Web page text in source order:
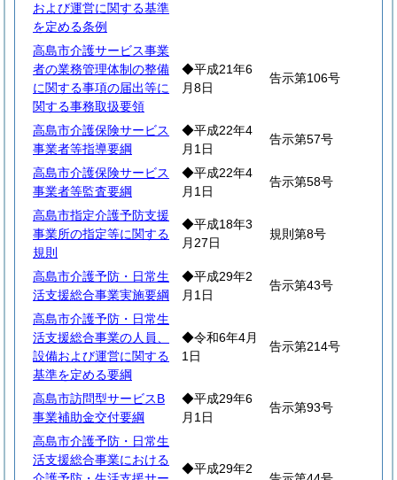
および運営に関する基準
を定める条例
高島市介護サービス事業
者の業務管理体制の整備
に関する事項の届出等に
関する事務取扱要領
◆平成21年6
月8日
告示第106号
高島市介護保険サービス
事業者等指導要綱
◆平成22年4
月1日
告示第57号
高島市介護保険サービス
事業者等監査要綱
◆平成22年4
月1日
告示第58号
高島市指定介護予防支援
事業所の指定等に関する
規則
◆平成18年3
月27日
規則第8号
高島市介護予防・日常生
活支援総合事業実施要綱
◆平成29年2
月1日
告示第43号
高島市介護予防・日常生
活支援総合事業の人員、
設備および運営に関する
基準を定める要綱
◆令和6年4月
1日
告示第214号
高島市訪問型サービスB
事業補助金交付要綱
◆平成29年6
月1日
告示第93号
高島市介護予防・日常生
活支援総合事業における
◆平成29年2